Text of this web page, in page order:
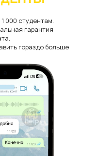
000 студентам.
гарантия
гораздо больше